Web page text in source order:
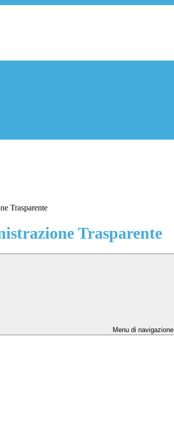
Trasparente
Trasparente
Menu di navigazione